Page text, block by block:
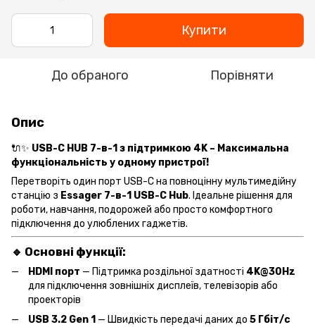
Купити
До обраного Порівняти
Опис
🔌✨ USB-C HUB 7-в-1 з підтримкою 4K – Максимальна
функціональність у одному пристрої!
Перетворіть один порт USB-C на повноцінну мультимедійну
станцію з Essager 7-в-1 USB-C Hub. Ідеальне рішення для
роботи, навчання, подорожей або просто комфортного
підключення до улюблених гаджетів.
🔹 Основні функції:
HDMI порт — Підтримка роздільної здатності 4K@30Hz
для підключення зовнішніх дисплеїв, телевізорів або
проекторів
USB 3.2 Gen 1 — Швидкість передачі даних до 5 Гбіт/с